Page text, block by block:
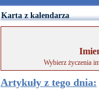
Karta z kalendarza
Wybierz życzenia
Artykuły z tego dnia: